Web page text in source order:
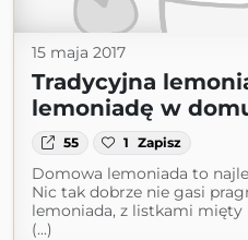
15 maja 2017
Tradycyjna
lemoniadę w
55 1 Zapisz
Domowa lemoniada to
Nic tak dobrze nie gasi
lemoniada, z listkami mięty
(...)